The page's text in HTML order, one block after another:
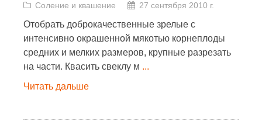
Соление и квашение 27 сентября 2010 г.
Отобрать доброкачественные зрелые с
интенсивно окрашенной мякотью корнеплоды
средних и мелких размеров, крупные разрезать
на части. Квасить свеклу м ...
Читать дальше